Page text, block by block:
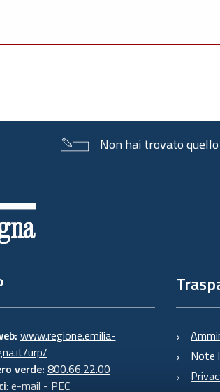
Non hai trovato quello
www.regione.emilia-
urp/
verde: 800.66.22.00
: e-mail - PEC
Note